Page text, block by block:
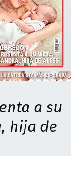
a su
hija de